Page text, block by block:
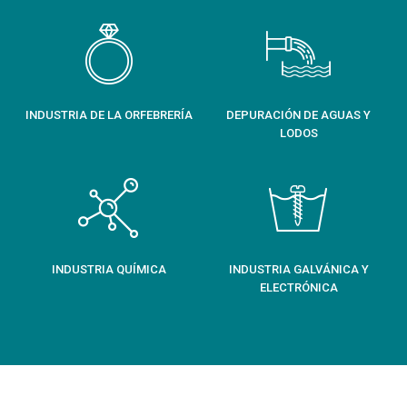
INDUSTRIA DE LA ORFEBRERÍA
DEPURACIÓN DE AGUAS Y
LODOS
INDUSTRIA QUÍMICA
INDUSTRIA GALVÁNICA Y
ELECTRÓNICA